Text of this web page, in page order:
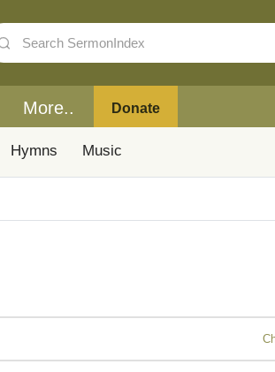
More.. Donate
Hymns Music